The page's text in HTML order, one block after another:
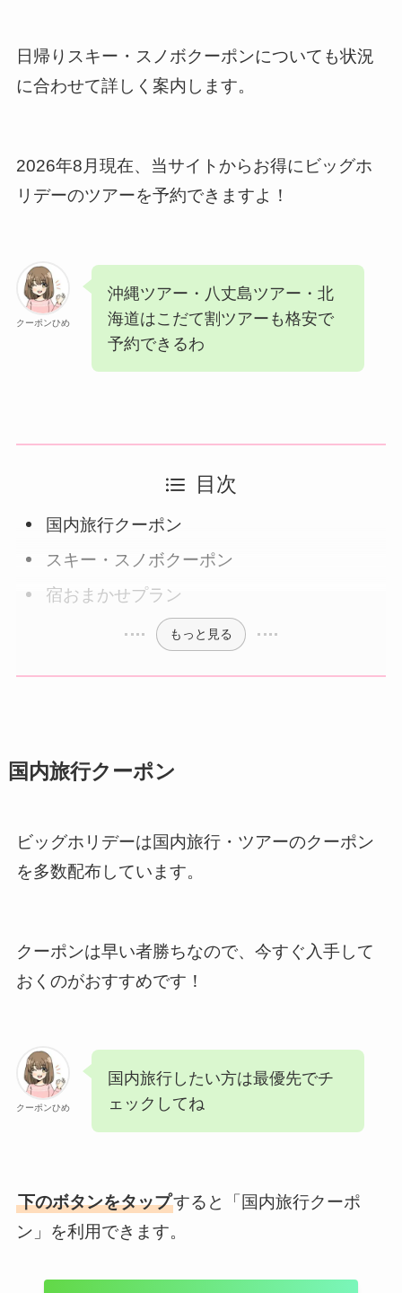
日帰りスキー・スノボクーポンについても状況
に合わせて詳しく案内します。
2026年8月現在、当サイトからお得にビッグホ
リデーのツアーを予約できますよ！
クーポンひめ
沖縄ツアー・八丈島ツアー・北
海道はこだて割ツアーも格安で
予約できるわ
目次
国内旅行クーポン
スキー・スノボクーポン
宿おまかせプラン
もっと見る
国内旅行クーポン
ビッグホリデーは国内旅行・ツアーのクーポン
を多数配布しています。
クーポンは早い者勝ちなので、今すぐ入手して
おくのがおすすめです！
クーポンひめ
国内旅行したい方は最優先でチ
ェックしてね
下のボタンをタップすると「国内旅行クーポ
ン」を利用できます。